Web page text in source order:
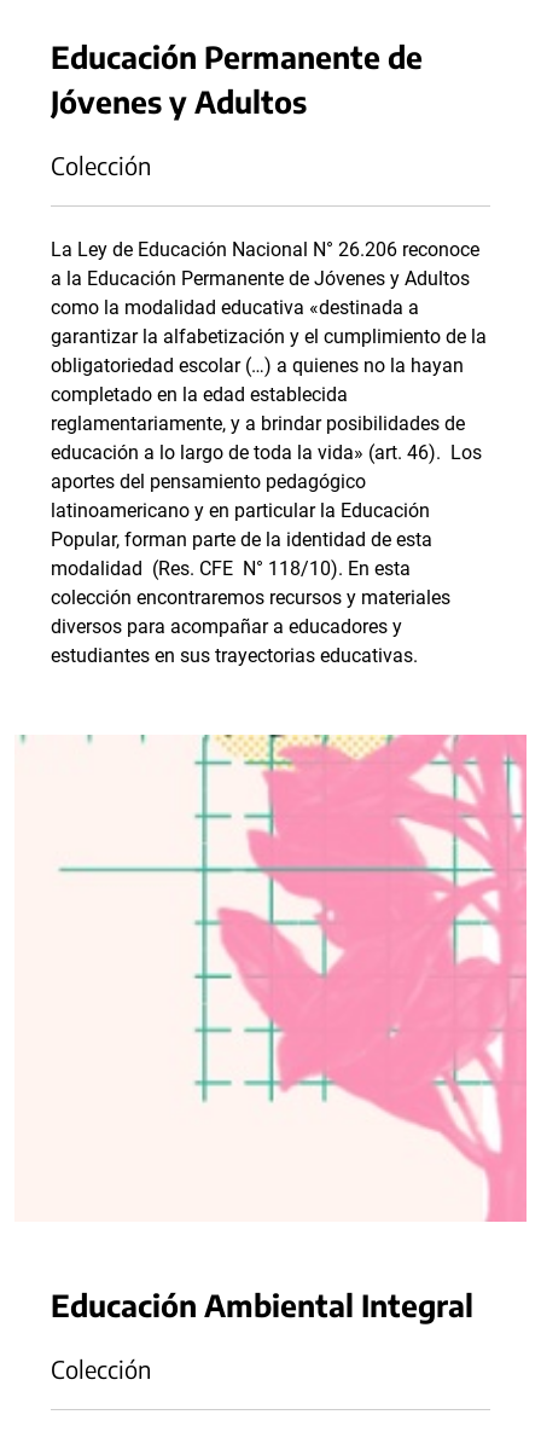
Educación Permanente de
Jóvenes y Adultos
Colección
La Ley de Educación Nacional N° 26.206 reconoce
a la Educación Permanente de Jóvenes y Adultos
como la modalidad educativa «destinada a
garantizar la alfabetización y el cumplimiento de la
obligatoriedad escolar (…) a quienes no la hayan
completado en la edad establecida
reglamentariamente, y a brindar posibilidades de
educación a lo largo de toda la vida» (art. 46). Los
aportes del pensamiento pedagógico
latinoamericano y en particular la Educación
Popular, forman parte de la identidad de esta
modalidad (Res. CFE N° 118/10). En esta
colección encontraremos recursos y materiales
diversos para acompañar a educadores y
estudiantes en sus trayectorias educativas.
Educación Ambiental Integral
Colección